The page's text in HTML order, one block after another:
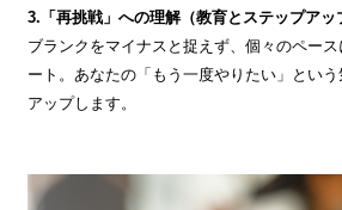
3.「再挑戦」への理解（教育とステップアッ
ブランクをマイナスと捉えず、個々のペー
ート。あなたの「もう一度やりたい」とい
アップします。